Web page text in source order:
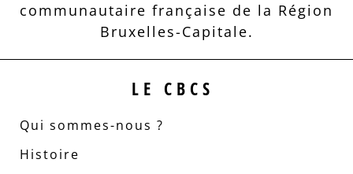
communautaire française de la Région
Bruxelles-Capitale.
LE CBCS
Qui sommes-nous ?
Histoire